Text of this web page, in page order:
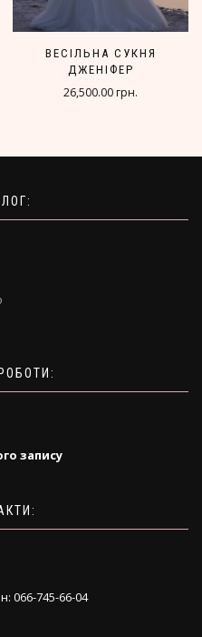
ВЕСІЛЬНА СУКНЯ
ДЖЕНІФЕР
26,500.00 грн.
запису
066-745-66-04